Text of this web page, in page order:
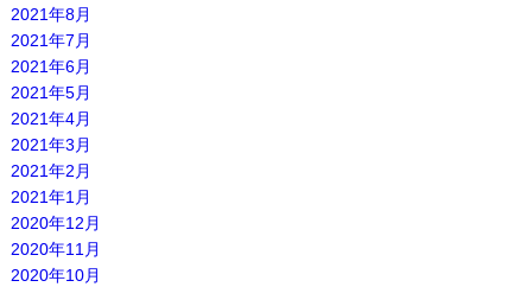
2021年8月
2021年7月
2021年6月
2021年5月
2021年4月
2021年3月
2021年2月
2021年1月
2020年12月
2020年11月
2020年10月